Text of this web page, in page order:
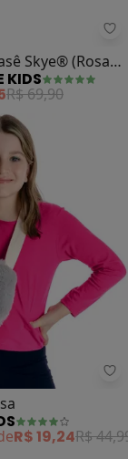
Infantil Manga
Skye® (Rosa
KIDS
R$ 69,90
Manga Longa
R$ 19,24R$